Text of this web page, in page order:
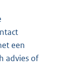
een
advies of